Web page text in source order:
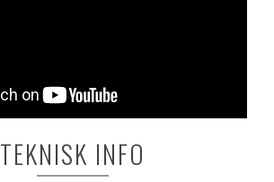
TEKNISK INFO